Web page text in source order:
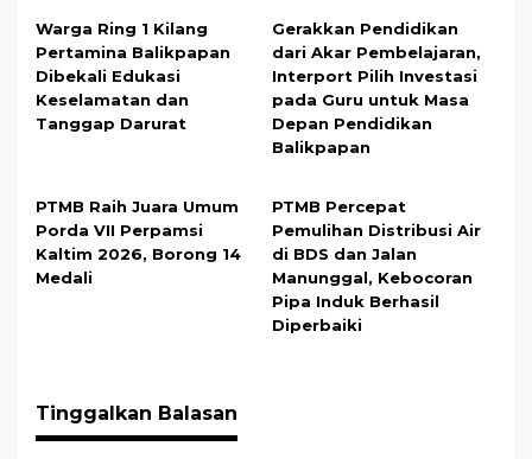
Warga Ring 1 Kilang
Pertamina Balikpapan
Dibekali Edukasi
Keselamatan dan
Tanggap Darurat
Gerakkan Pendidikan
dari Akar Pembelajaran,
Interport Pilih Investasi
pada Guru untuk Masa
Depan Pendidikan
Balikpapan
PTMB Raih Juara Umum
Porda VII Perpamsi
Kaltim 2026, Borong 14
Medali
PTMB Percepat
Pemulihan Distribusi Air
di BDS dan Jalan
Manunggal, Kebocoran
Pipa Induk Berhasil
Diperbaiki
Tinggalkan Balasan